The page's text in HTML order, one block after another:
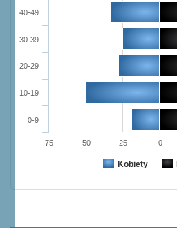
Kobiety
0-9
10-19
20-29
30-39
40-49
0
75 50 25